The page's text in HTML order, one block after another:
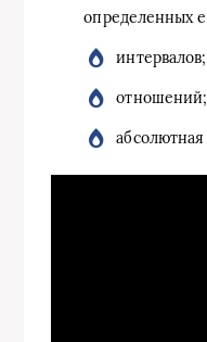
определенных
интервалов;
отношений;
абсолютная